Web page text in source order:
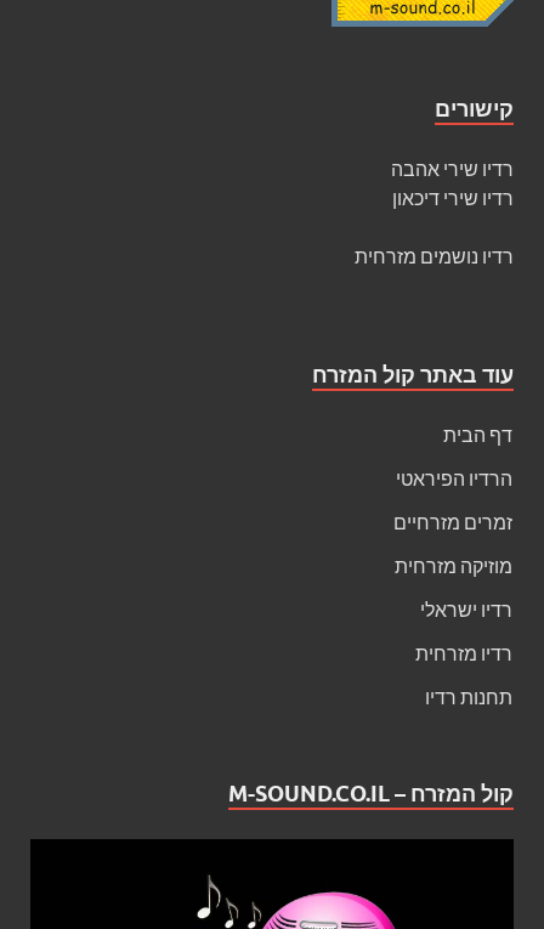
קישורים
רדיו שירי אהבה
רדיו שירי דיכאון
רדיו נושמים מזרחית
עוד באתר קול המזרח
דף הבית
הרדיו הפיראטי
זמרים מזרחיים
מוזיקה מזרחית
רדיו ישראלי
רדיו מזרחית
תחנות רדיו
קול המזרח – M-SOUND.CO.IL